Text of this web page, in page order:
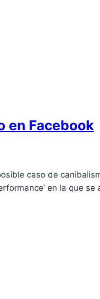
en Facebook
caso de
en la que